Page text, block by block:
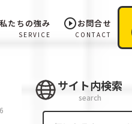
私たちの強み
SERVICE
play_circle_outlineお問合せ
CONTACT
サイト内検索
search